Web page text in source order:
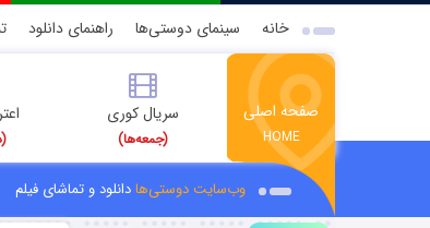
خانه سینمای دوستی‌ها راهنمای دانلود
صفحه اصلی
HOME
سریال کوری
(جمعه‌ها)
وب‌سایت دوستی‌هادانلود و تماشای فیلم